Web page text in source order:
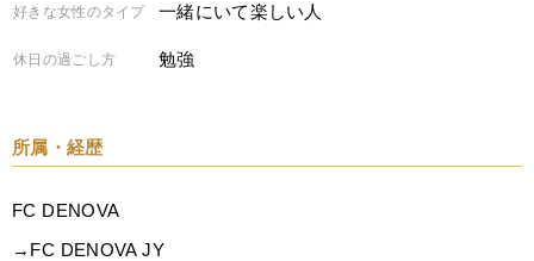
好きな女性のタイプ 一緒にいて楽しい人
休日の過ごし方 勉強
所属・経歴
FC DENOVA
→FC DENOVA JY